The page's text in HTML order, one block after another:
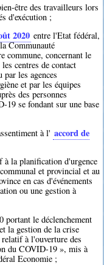
être des travailleurs lors
d'exécution ;
2020 entre l'Etat fédéral,
Communauté
commune, concernant le
centres de contact
par les agences
et par les équipes
des personnes
19 se fondant sur une base
à l' accord de
la planification d'urgence
et provincial et au
en cas d'événements
ou une gestion à
portant le déclenchement
la gestion de la crise
à l'ouverture des
du COVID-19 », mis à
Economie ;